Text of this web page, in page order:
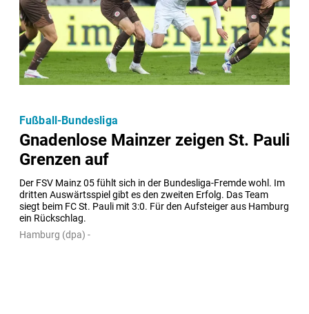
Gnadenlose Mainzer zeigen St. Pauli
Grenzen auf
Der FSV Mainz 05 fühlt sich in der Bundesliga-Fremde wohl. Im
dritten Auswärtsspiel gibt es den zweiten Erfolg. Das Team
siegt beim FC St. Pauli mit 3:0. Für den Aufsteiger aus Hamburg
ein Rückschlag.
Fußball-Bundesliga
Hamburg (dpa) -